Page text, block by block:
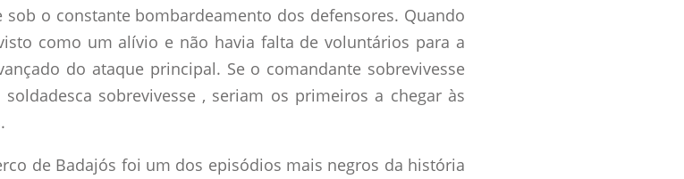
o constante bombardeamento dos defensores. Quando
como um alívio e não havia falta de voluntários para a
do ataque principal. Se o comandante sobrevivesse
sobrevivesse , seriam os primeiros a chegar às
de Badajós foi um dos episódios mais negros da história